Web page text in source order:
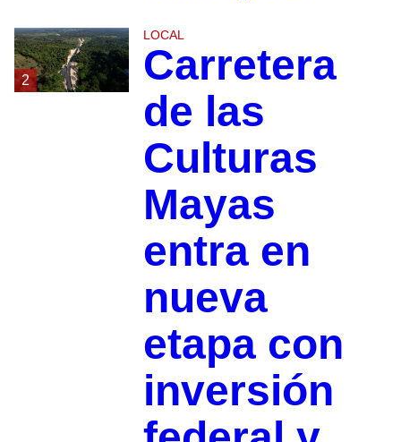
2
LOCAL
Carretera
de las
Culturas
Mayas
entra en
nueva
etapa con
inversión